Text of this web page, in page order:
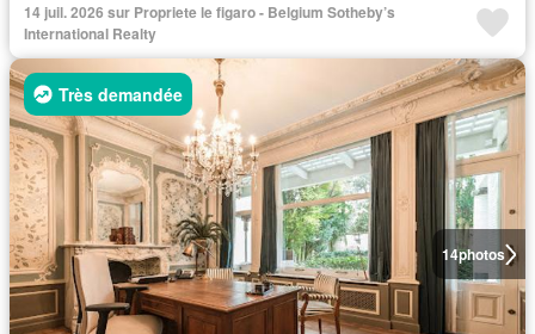
14 juil. 2026 sur Propriete le figaro - Belgium Sotheby’s
International Realty
14photos
Très demandée